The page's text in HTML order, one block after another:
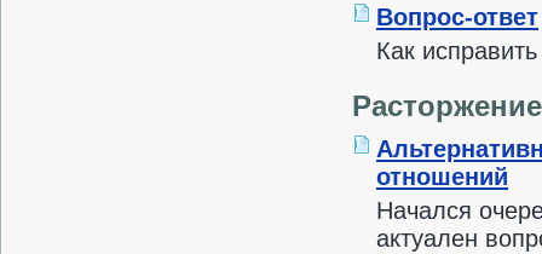
Вопрос-ответ
Как
отношений
Начался
актуален